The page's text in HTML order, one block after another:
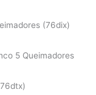
(76dix)
5 Queimadores